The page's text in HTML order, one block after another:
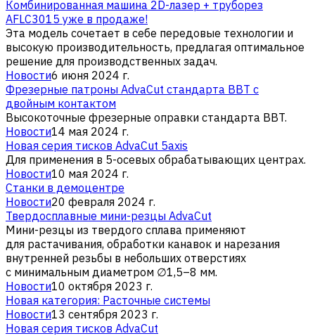
Комбинированная машина 2D-лазер + труборез
AFLC3015 уже в продаже!
Эта модель сочетает в себе передовые технологии и
высокую производительность, предлагая оптимальное
решение для производственных задач.
Новости6 июня 2024 г.
Фрезерные патроны AdvaCut стандарта BBT с
двойным контактом
Высокоточные фрезерные оправки стандарта BBT.
Новости14 мая 2024 г.
Новая серия тисков AdvaCut 5axis
Для применения в 5-осевых обрабатывающих центрах.
Новости10 мая 2024 г.
Станки в демоцентре
Новости20 февраля 2024 г.
Твердосплавные мини-резцы AdvaCut
Мини-резцы из твердого сплава применяют
для растачивания, обработки канавок и нарезания
внутренней резьбы в небольших отверстиях
с минимальным диаметром ∅1,5–8 мм.
Новости10 октября 2023 г.
Новая категория: Расточные системы
Новости13 сентября 2023 г.
Новая серия тисков AdvaCut